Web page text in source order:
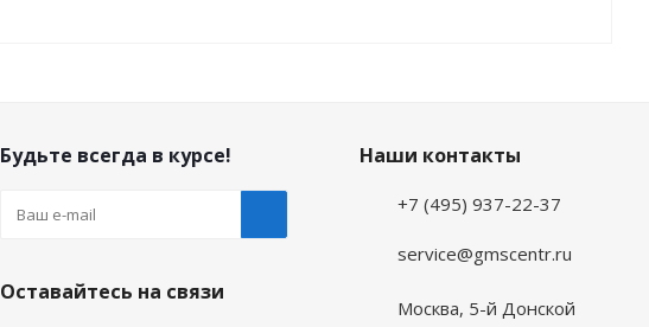
Будьте всегда в курсе!
Оставайтесь на связи
Наши контакты
+7 (495) 937-22-37
service@gmscentr.ru
Москва, 5-й Донской